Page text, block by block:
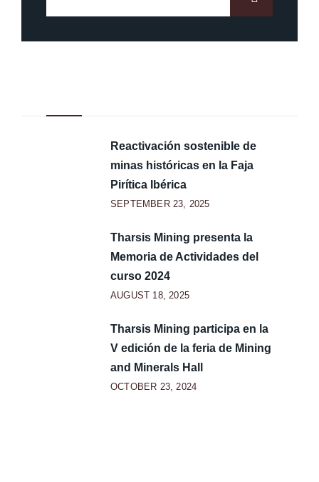
Reactivación sostenible de
minas históricas en la Faja
Pirítica Ibérica
SEPTEMBER 23, 2025
Tharsis Mining presenta la
Memoria de Actividades del
curso 2024
AUGUST 18, 2025
Tharsis Mining participa en la
V edición de la feria de Mining
and Minerals Hall
OCTOBER 23, 2024